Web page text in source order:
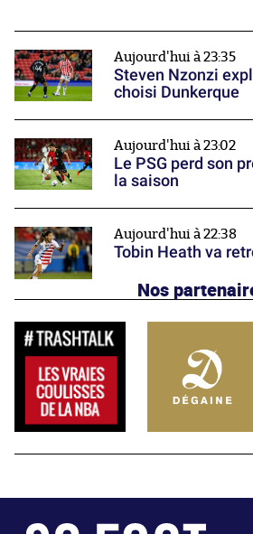
Aujourd'hui à 23:35
Steven Nzonzi
choisi Dunkerque
Aujourd'hui à 23:02
Le PSG perd son
la saison
Aujourd'hui à 22:38
Tobin Heath va
Nos